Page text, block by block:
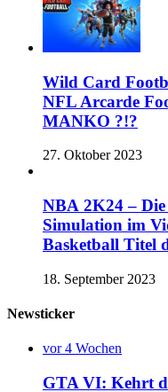
Wild Card
NFL Arcarde
MANKO ?!?
27. Oktober 2023
NBA 2K24 –
Simulation im
Basketball Titel
18. September 2023
Newsticker
vor 4 Wochen
GTA VI: Kehrt